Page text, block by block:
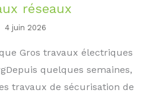
réseaux
4 juin 2026
Gros travaux électriques
quelques semaines,
travaux de sécurisation de